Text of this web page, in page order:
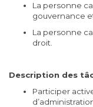
La personne
gouvernance
La personne
droit.
Description des
Participer